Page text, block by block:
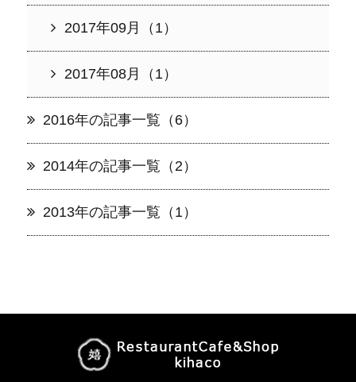
2017年09月（1）
2017年08月（1）
2016年の記事一覧（6）
2014年の記事一覧（2）
2013年の記事一覧（1）